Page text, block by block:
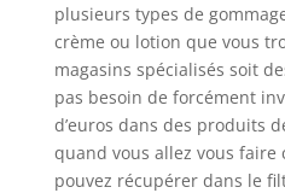
plusieurs types de
crème ou lotion que vous
magasins spécialisés soit
pas besoin de forcément
d’euros dans des produits
quand vous allez vous faire
pouvez récupérer dans le